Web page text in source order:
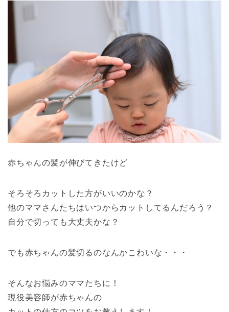
赤ちゃんの髪が伸びてきたけど
そろそろカットした方がいいのかな？
他のママさんたちはいつからカットしてるんだろう？
自分で切っても大丈夫かな？
でも赤ちゃんの髪切るのなんかこわいな・・・
そんなお悩みのママたちに！
現役美容師が赤ちゃんの